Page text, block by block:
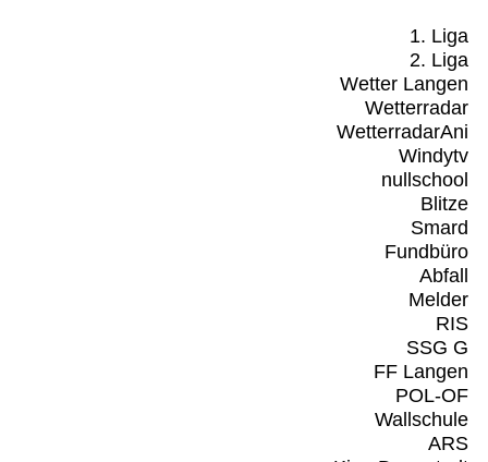
1. Liga
2. Liga
Wetter Langen
Wetterradar
WetterradarAni
Windytv
nullschool
Blitze
Smard
Fundbüro
Abfall
Melder
RIS
SSG G
FF Langen
POL-OF
Wallschule
ARS